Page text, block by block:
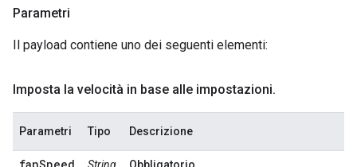
Parametri
Il payload contiene uno dei seguenti elementi:
Imposta la velocità in base alle impostazioni.
Parametri Tipo Descrizione